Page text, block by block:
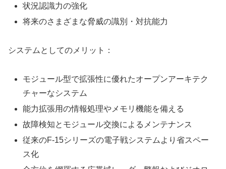
状況認識力の強化
将来のさまざまな脅威の識別・対抗能力
システムとしてのメリット：
モジュール型で拡張性に優れたオープンアーキテク
チャーなシステム
能力拡張用の情報処理やメモリ機能を備える
故障検知とモジュール交換によるメンテナンス
従来のF-15シリーズの電子戦システムより省スペー
ス化